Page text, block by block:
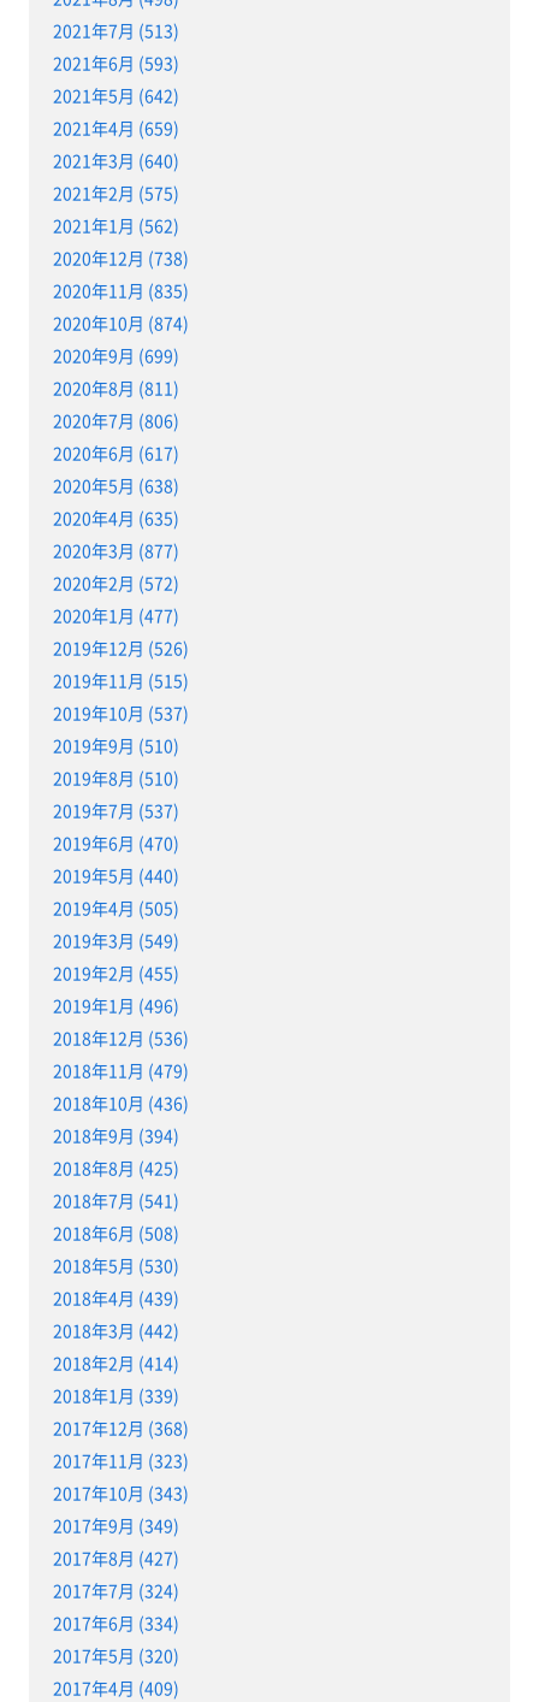
2021年7月 (513)
2021年6月 (593)
2021年5月 (642)
2021年4月 (659)
2021年3月 (640)
2021年2月 (575)
2021年1月 (562)
2020年12月 (738)
2020年11月 (835)
2020年10月 (874)
2020年9月 (699)
2020年8月 (811)
2020年7月 (806)
2020年6月 (617)
2020年5月 (638)
2020年4月 (635)
2020年3月 (877)
2020年2月 (572)
2020年1月 (477)
2019年12月 (526)
2019年11月 (515)
2019年10月 (537)
2019年9月 (510)
2019年8月 (510)
2019年7月 (537)
2019年6月 (470)
2019年5月 (440)
2019年4月 (505)
2019年3月 (549)
2019年2月 (455)
2019年1月 (496)
2018年12月 (536)
2018年11月 (479)
2018年10月 (436)
2018年9月 (394)
2018年8月 (425)
2018年7月 (541)
2018年6月 (508)
2018年5月 (530)
2018年4月 (439)
2018年3月 (442)
2018年2月 (414)
2018年1月 (339)
2017年12月 (368)
2017年11月 (323)
2017年10月 (343)
2017年9月 (349)
2017年8月 (427)
2017年7月 (324)
2017年6月 (334)
2017年5月 (320)
2017年4月 (409)